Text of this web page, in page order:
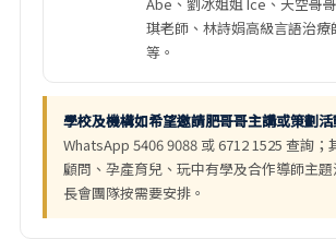
琪老師、林詩娟高級言語治療
等。
學校及機構如希望邀請肥哥哥主講或策劃活
WhatsApp 5406 9088 或 6712 1525 查詢；
顧問、孕產育兒、玩中有學及合作導師主
長會團隊按需要安排。